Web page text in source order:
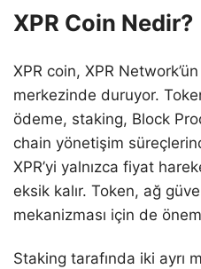
XPR Coin Nedir?
XPR coin, XPR
merkezinde duruyor.
ödeme, staking, Block
chain yönetişim
XPR’yi yalnızca fiyat
eksik kalır. Token, ağ
mekanizması için de
Staking tarafında iki ayrı